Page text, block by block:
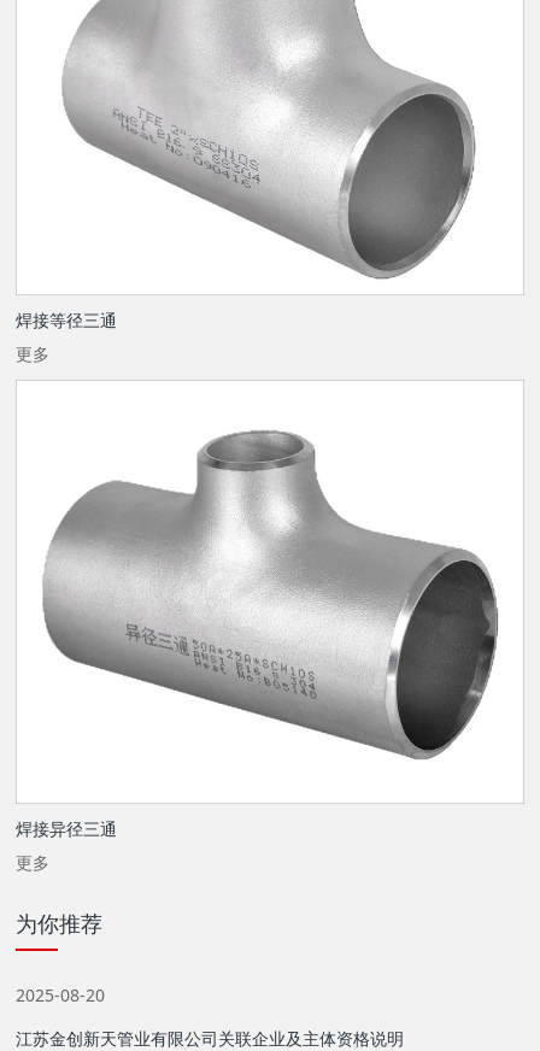
焊接等径三通
更多
焊接异径三通
更多
为你推荐
2025-08-20
江苏金创新天管业有限公司关联企业及主体资格说明